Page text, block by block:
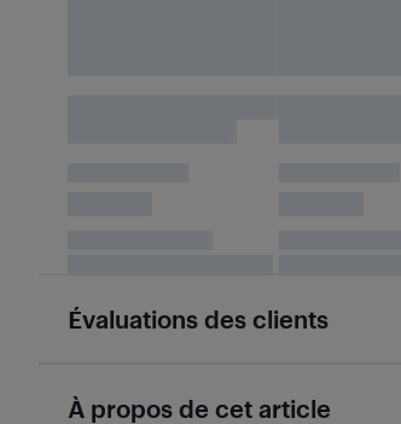
Évaluations des clients
À propos de cet article